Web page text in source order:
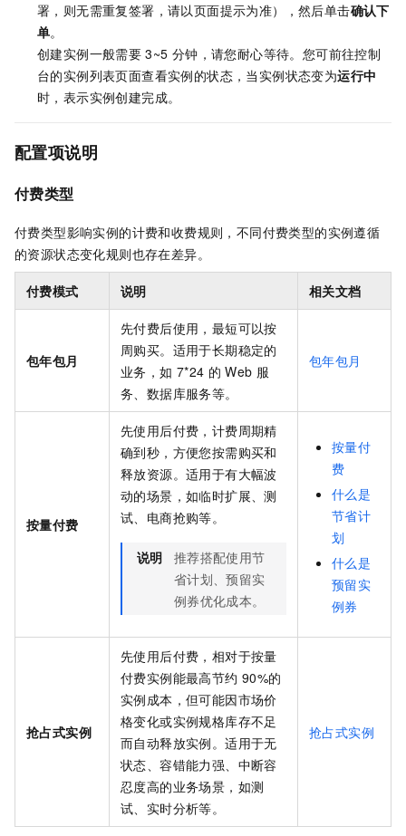
署，则无需重复签署，请以页面提示为准），然后单击确认下
单。
创建实例一般需要 3~5 分钟，请您耐心等待。您可前往控制
台的实例列表页面查看实例的状态，当实例状态变为运行中
时，表示实例创建完成。
配置项说明
付费类型
付费类型影响实例的计费和收费规则，不同付费类型的实例遵循
的资源状态变化规则也存在差异。
付费模式 说明 相关文档
包年包月
先付费后使用 ，最短可以按
周购买。适用于长期稳定的
业务，如 7*24 的 Web 服
务、数据库服务等。
包年包月
按量付费
先使用后付费，计费周期精
确到秒，方便您按需购买和
释放资源。适用于有大幅波
动的场景，如临时扩展、测
试、电商抢购等。
说明 推荐搭配使用节
省计划、预留实
例券优化成本。
按量付
费
什么是
节省计
划
什么是
预留实
例券
抢占式实例
先使用后付费，相对于按量
付费实例能最高节约 90%的
实例成本，但可能因市场价
格变化或实例规格库存不足
而自动释放实例。适用于无
状态、容错能力强、中断容
忍度高的业务场景，如测
试、实时分析等。
抢占式实例